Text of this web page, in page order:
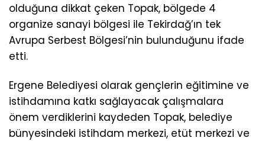
olduğuna dikkat çeken Topak, bölgede 4
organize sanayi bölgesi ile Tekirdağ’ın tek
Avrupa Serbest Bölgesi’nin bulunduğunu ifade
etti.
Ergene Belediyesi olarak gençlerin eğitimine ve
istihdamına katkı sağlayacak çalışmalara
önem verdiklerini kaydeden Topak, belediye
bünyesindeki istihdam merkezi, etüt merkezi ve